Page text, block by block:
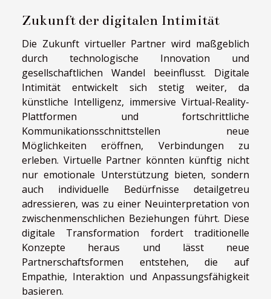
Zukunft der digitalen Intimität
Die Zukunft virtueller Partner wird maßgeblich
durch technologische Innovation und
gesellschaftlichen Wandel beeinflusst. Digitale
Intimität entwickelt sich stetig weiter, da
künstliche Intelligenz, immersive Virtual-Reality-
Plattformen und fortschrittliche
Kommunikationsschnittstellen neue
Möglichkeiten eröffnen, Verbindungen zu
erleben. Virtuelle Partner könnten künftig nicht
nur emotionale Unterstützung bieten, sondern
auch individuelle Bedürfnisse detailgetreu
adressieren, was zu einer Neuinterpretation von
zwischenmenschlichen Beziehungen führt. Diese
digitale Transformation fordert traditionelle
Konzepte heraus und lässt neue
Partnerschaftsformen entstehen, die auf
Empathie, Interaktion und Anpassungsfähigkeit
basieren.